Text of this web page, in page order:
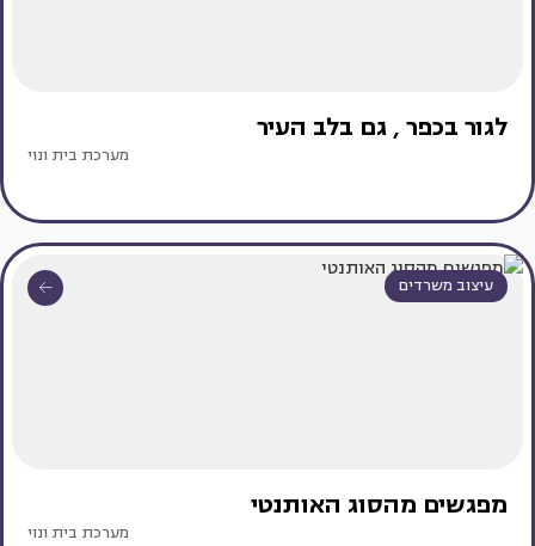
לגור‭ ‬בכפר‭, ‬ גם‭ ‬בלב‭ ‬העיר
מערכת בית ונוי
עיצוב משרדים
מפגשים מהסוג האותנטי
מערכת בית ונוי